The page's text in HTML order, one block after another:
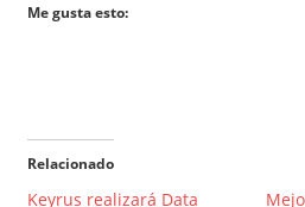
Me gusta esto:
Relacionado
Keyrus realizará Data